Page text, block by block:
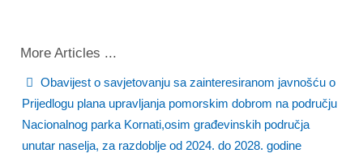
More Articles ...
Obavijest o savjetovanju sa zainteresiranom javnošću o
Prijedlogu plana upravljanja pomorskim dobrom na području
Nacionalnog parka Kornati,osim građevinskih područja
unutar naselja, za razdoblje od 2024. do 2028. godine